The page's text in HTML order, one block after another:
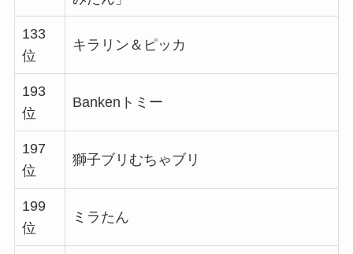
133
位
キラリン＆ピッカ
193
位
Bankenトミー
197
位
獅子ブリむちゃブリ
199
位
ミラたん